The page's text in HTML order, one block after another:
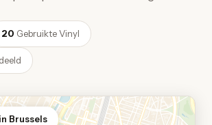
20 Gebruikte Vinyl
Brussels